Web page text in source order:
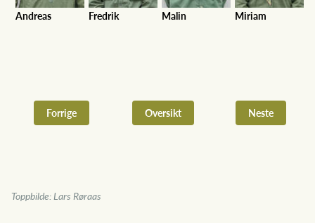
Andreas Fredrik Malin Miriam
Forrige Oversikt Neste
Toppbilde: Lars Røraas